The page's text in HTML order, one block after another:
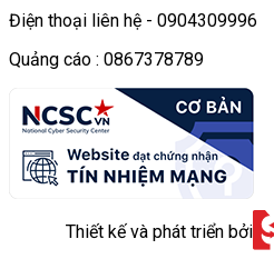
Điện thoại liên hệ - 0904309996
Quảng cáo : 0867378789
Thiết kế và phát triển bởi